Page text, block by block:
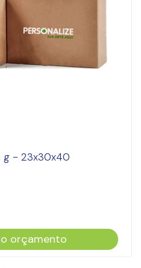
g - 23x30x40
orçamento